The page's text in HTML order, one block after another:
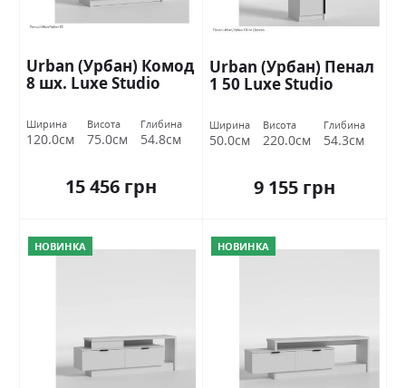
Urban (Урбан) Комод
8 шх. Luxe Studio
Ширина
120.0см
Висота
75.0см
Глибина
54.8см
15 456 грн
Urban (Урбан) Пенал
1 50 Luxe Studio
Ширина
50.0см
Висота
220.0см
Глибина
54.3см
9 155 грн
НОВИНКА НОВИНКА